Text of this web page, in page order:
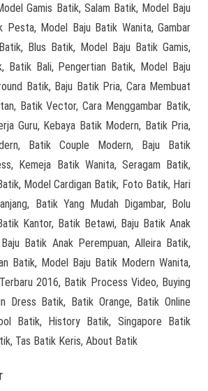
Gamis Batik, Salam Batik, Model Baju
Pesta, Model Baju Batik Wanita, Gambar
Blus Batik, Model Baju Batik Gamis,
Batik Bali, Pengertian Batik, Model Baju
Batik, Baju Batik Pria, Cara Membuat
Batik Vector, Cara Menggambar Batik,
Guru, Kebaya Batik Modern, Batik Pria,
Batik Couple Modern, Baju Batik
Kemeja Batik Wanita, Seragam Batik,
Model Cardigan Batik, Foto Batik, Hari
Batik Yang Mudah Digambar, Bolu
Kantor, Batik Betawi, Baju Batik Anak
Batik Anak Perempuan, Alleira Batik,
Batik, Model Baju Batik Modern Wanita,
2016, Batik Process Video, Buying
Dress Batik, Batik Orange, Batik Online
Batik, History Batik, Singapore Batik
Tas Batik Keris, About Batik